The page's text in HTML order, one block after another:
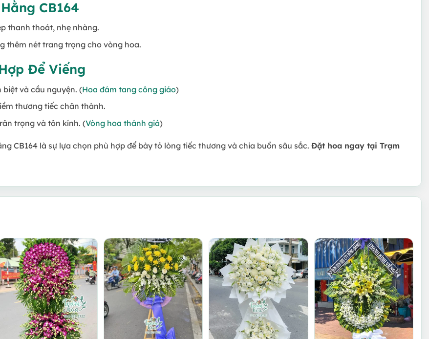
CB164
thanh thoát, nhẹ nhàng.
thêm nét trang trọng cho vòng hoa.
Để Viếng
và cầu nguyện. (Hoa đám tang công giáo)
thương tiếc chân thành.
trọng và tôn kính. (Vòng hoa thánh giá)
CB164 là sự lựa chọn phù hợp để bày tỏ lòng tiếc thương và chia buồn sâu sắc. Đặt hoa ngay tại Trạm